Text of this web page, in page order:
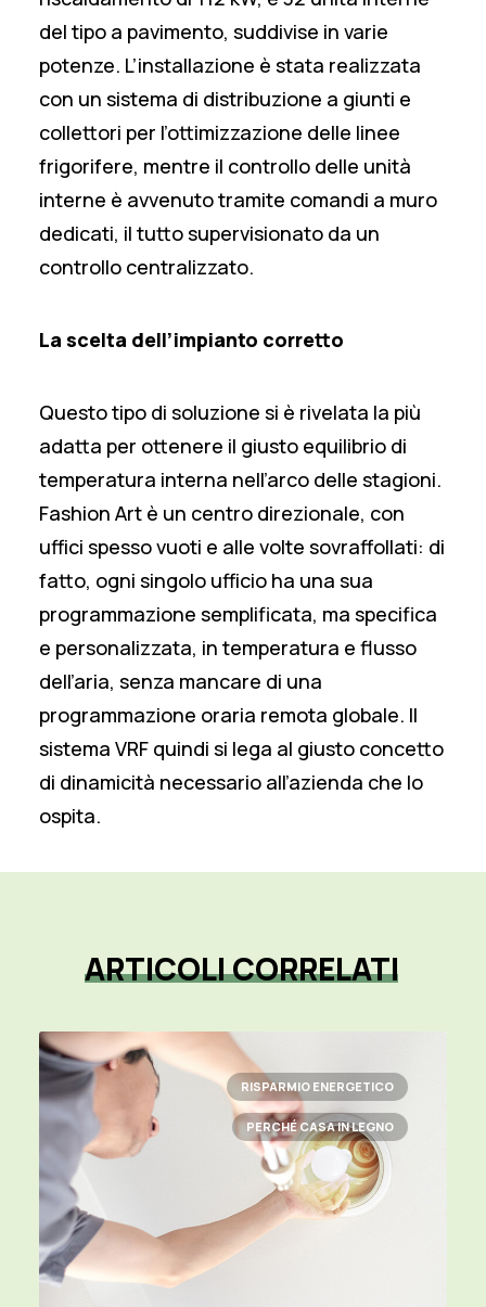
del tipo a pavimento, suddivise in varie
potenze. L’installazione è stata realizzata
con un sistema di distribuzione a giunti e
collettori per l’ottimizzazione delle linee
frigorifere, mentre il controllo delle unità
interne è avvenuto tramite comandi a muro
dedicati, il tutto supervisionato da un
controllo centralizzato.
La scelta dell’impianto corretto
Questo tipo di soluzione si è rivelata la più
adatta per ottenere il giusto equilibrio di
temperatura interna nell’arco delle stagioni.
Fashion Art è un centro direzionale, con
uffici spesso vuoti e alle volte sovraffollati: di
fatto, ogni singolo ufficio ha una sua
programmazione semplificata, ma specifica
e personalizzata, in temperatura e flusso
dell’aria, senza mancare di una
programmazione oraria remota globale. Il
sistema VRF quindi si lega al giusto concetto
di dinamicità necessario all’azienda che lo
ospita.
ARTICOLICORRELATI
RISPARMIO ENERGETICO
PERCHÉ CASA IN LEGNO